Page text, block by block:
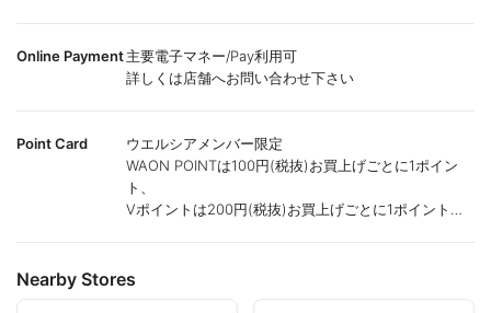
Online Payment主要電子マネー/Pay利用可
詳しくは店舗へお問い合わせ下さい
Point Card
ウエルシアメンバー限定
WAON POINTは100円(税抜)お買上げごとに1ポイン
ト、
Vポイントは200円(税抜)お買上げごとに1ポイント進
Nearby Stores